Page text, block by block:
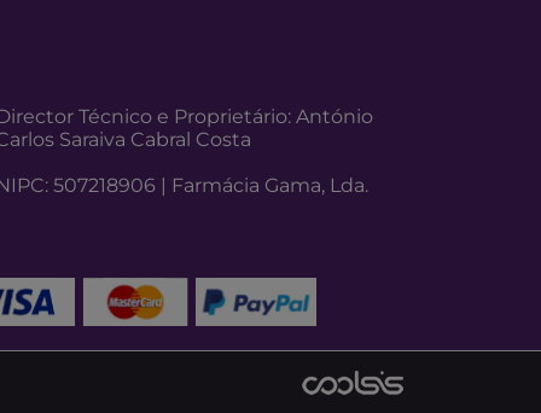
Técnico e Proprietário: António
Saraiva Cabral Costa
507218906 | Farmácia Gama, Lda.